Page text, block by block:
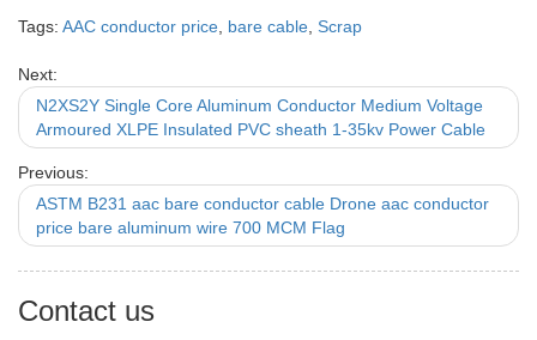
Tags: AAC conductor price bare cable Scrap
Next:
N2XS2Y Single Core Aluminum Conductor Medium Voltage
Armoured XLPE Insulated PVC sheath 1-35kv Power Cable
Previous:
ASTM B231 aac bare conductor cable Drone aac conductor
price bare aluminum wire 700 MCM Flag
Contact us